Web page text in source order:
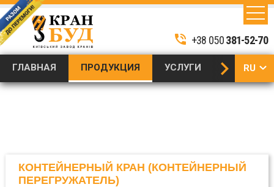
phone_in_talk +38 050381-52-70
ГЛАВНАЯ ПРОДУКЦИЯ УСЛУГИ ТЕХНИКА
keyboard_arrow_right RU
Продукция
/
поставка
промышленных
кранов
перегружатели)
КОНТЕЙНЕРНЫЙ КРАН (КОНТЕЙНЕРНЫЙ
ПЕРЕГРУЖАТЕЛЬ)